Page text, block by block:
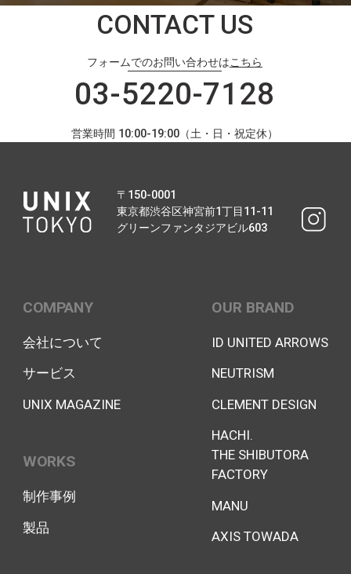
CONTACT US
フォームでのお問い合わせはこちら
03-5220-7128
営業時間 10:00-19:00（土・日・祝定休）
〒150-0001
東京都渋谷区神宮前1丁目11-11
グリーンファンタジアビル603
COMPANY
会社について
サービス
UNIX MAGAZINE
WORKS
制作事例
製品
OUR BRAND
ID UNITED ARROWS
NEUTRISM
CLEMENT DESIGN
HACHI.
THE SHIBUTORA
FACTORY
MANU
AXIS TOWADA